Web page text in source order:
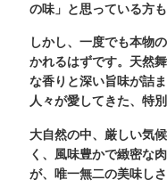
の味」と思っている方
しかし、一度でも本物
かれるはずです。天然
な香りと深い旨味が詰
人々が愛してきた、特
大自然の中、厳しい気
く、風味豊かで緻密な
が、唯一無二の美味し